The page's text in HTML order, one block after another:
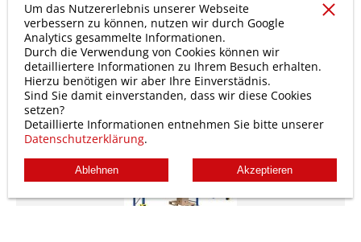
Reifenregale.
Um das Nutzererlebnis unserer Webseite
verbessern zu können, nutzen wir durch Google
Analytics gesammelte Informationen.
Durch die Verwendung von Cookies können wir
detailliertere Informationen zu Ihrem Besuch erhalten.
Hierzu benötigen wir aber Ihre Einverstädnis.
Sind Sie damit einverstanden, dass wir diese Cookies
setzen?
Detaillierte Informationen entnehmen Sie bitte unserer
Datenschutzerklärung.
Ablehnen Akzeptieren